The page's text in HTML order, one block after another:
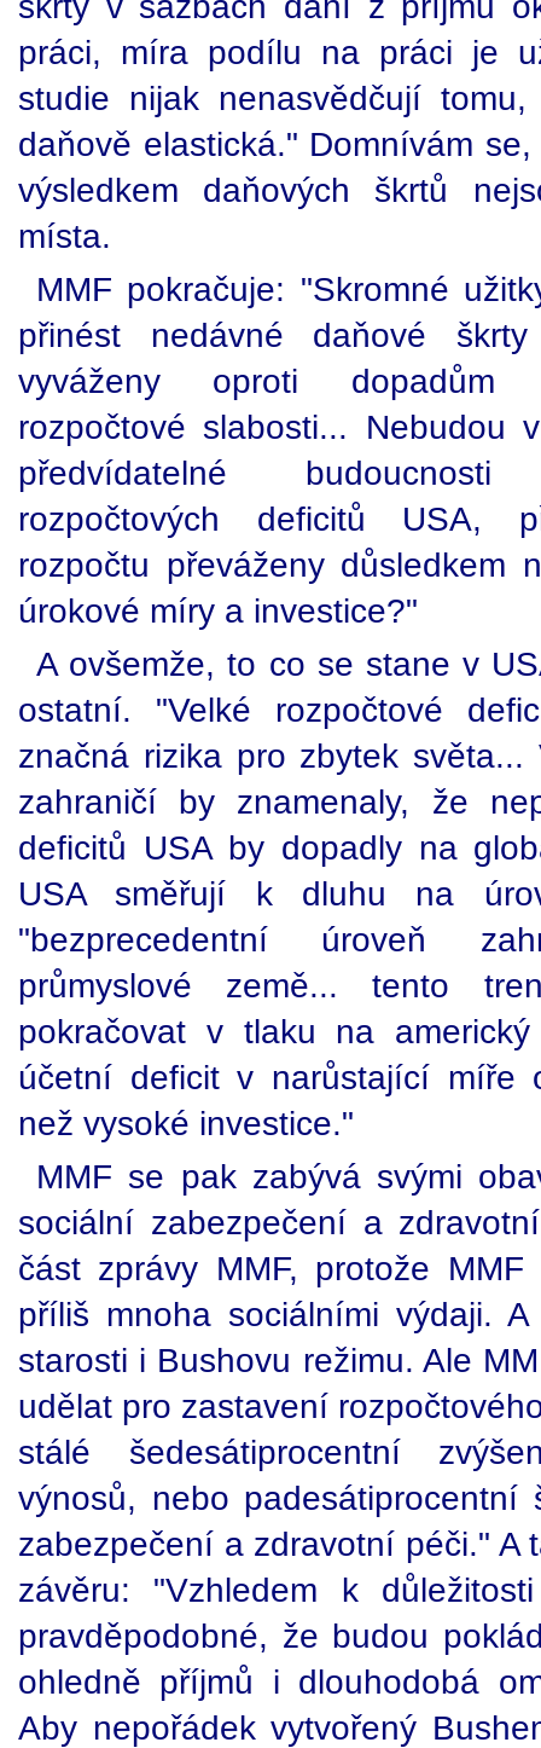
práci, míra podílu na práci je
studie nijak nenasvědčují
daňově elastická." Domnívám
výsledkem daňových škrtů
místa.
MMF pokračuje: "Skromné
přinést nedávné daňové
vyváženy oproti dopadům
rozpočtové slabosti... Nebudou
předvídatelné
rozpočtových deficitů USA,
rozpočtu převáženy důsledkem
úrokové míry a investice?"
A ovšemže, to co se stane v
ostatní. "Velké rozpočtové
značná rizika pro zbytek
zahraničí by znamenaly, že
deficitů USA by dopadly na
USA směřují k dluhu na
"bezprecedentní úroveň
průmyslové země... tento
pokračovat v tlaku na
účetní deficit v narůstající míře
než vysoké investice."
MMF se pak zabývá svými
sociální zabezpečení a
část zprávy MMF, protože
příliš mnoha sociálními výdaji.
starosti i Bushovu režimu. Ale
udělat pro zastavení
stálé šedesátiprocentní
výnosů, nebo
zabezpečení a zdravotní péči." A
závěru: "Vzhledem k
pravděpodobné, že budou
ohledně příjmů i dlouhodobá
Aby nepořádek vytvořený